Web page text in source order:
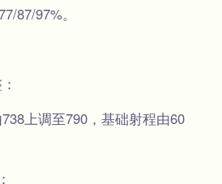
87/97%。
上调至790，基础射程由60